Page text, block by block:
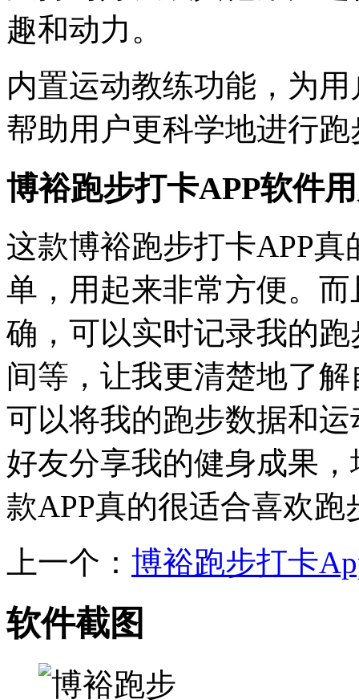
趣和动力。
内置运动教练功能，为
帮助用户更科学地进行
博裕跑步打卡APP软件
这款博裕跑步打卡APP
单，用起来非常方便。
确，可以实时记录我的
间等，让我更清楚地了
可以将我的跑步数据和
好友分享我的健身成果
款APP真的很适合喜欢
上一个： 博裕跑步打卡
软件截图